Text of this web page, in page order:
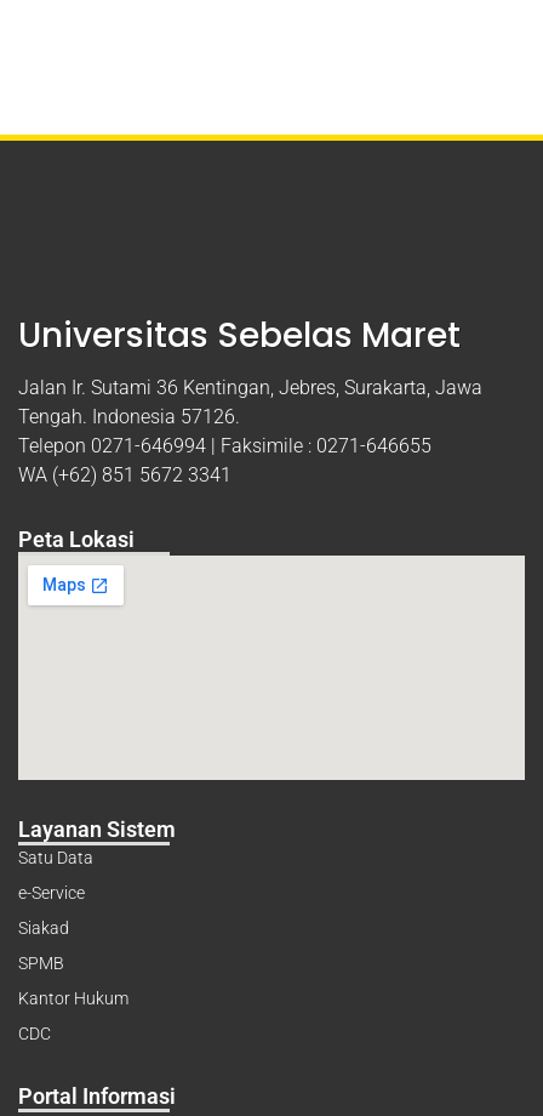
Universitas Sebelas Maret
Jalan Ir. Sutami 36 Kentingan, Jebres, Surakarta, Jawa
Tengah. Indonesia 57126.
Telepon 0271-646994 | Faksimile : 0271-646655
WA (+62) 851 5672 3341
Peta Lokasi
Layanan Sistem
Satu Data
e-Service
Siakad
SPMB
Kantor Hukum
CDC
Portal Informasi